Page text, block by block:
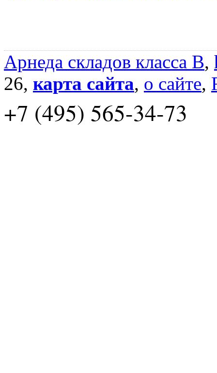
Арнеда складов класса B,
26, карта сайта, о сайте,
+7 (495) 565-34-73